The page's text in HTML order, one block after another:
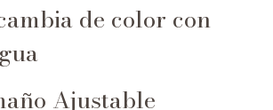
de color con
Ajustable